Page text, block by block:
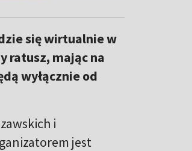
się wirtualnie w
ratusz, mając na
wyłącznie od
i
jest